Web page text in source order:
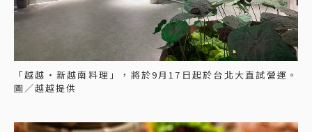
「越越・新越南料理」，將於9月17日起於台北大直試營運。
圖／越越提供